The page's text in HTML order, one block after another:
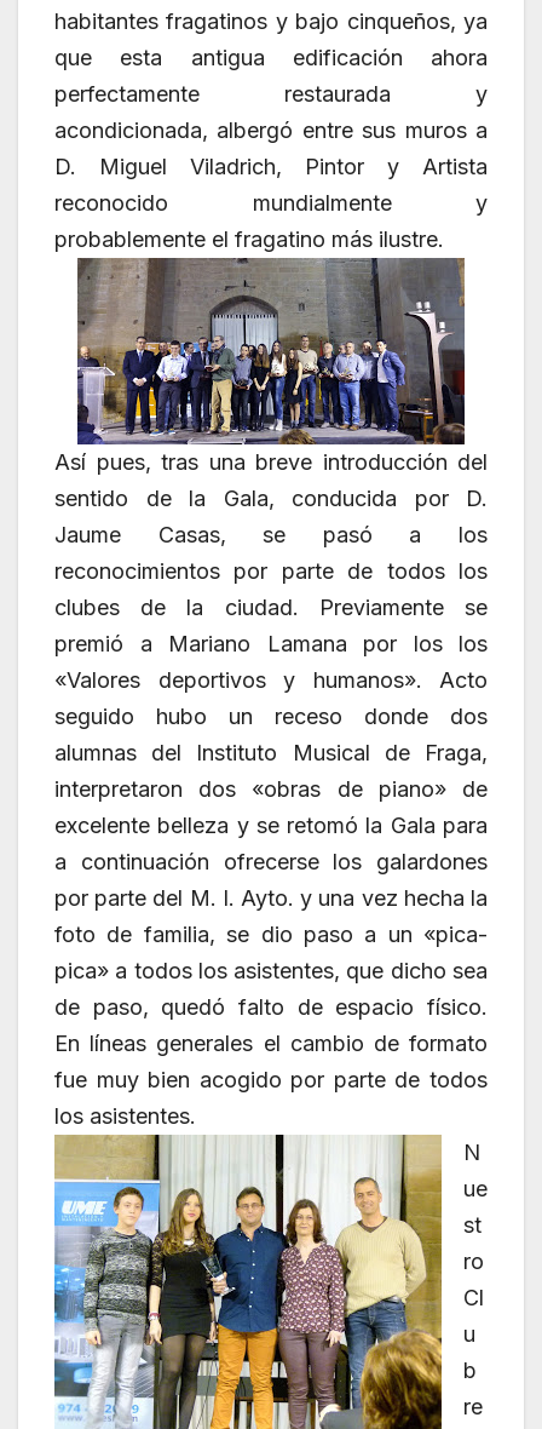
habitantes fragatinos y bajo cinqueños, ya
que esta antigua edificación ahora
perfectamente restaurada y
acondicionada, albergó entre sus muros a
D. Miguel Viladrich, Pintor y Artista
reconocido mundialmente y
probablemente el fragatino más ilustre.
Así pues, tras una breve introducción del
sentido de la Gala, conducida por D.
Jaume Casas, se pasó a los
reconocimientos por parte de todos los
clubes de la ciudad. Previamente se
premió a Mariano Lamana por los los
«Valores deportivos y humanos». Acto
seguido hubo un receso donde dos
alumnas del Instituto Musical de Fraga,
interpretaron dos «obras de piano» de
excelente belleza y se retomó la Gala para
a continuación ofrecerse los galardones
por parte del M. I. Ayto. y una vez hecha la
foto de familia, se dio paso a un «pica-
pica» a todos los asistentes, que dicho sea
de paso, quedó falto de espacio físico.
En líneas generales el cambio de formato
fue muy bien acogido por parte de todos
los asistentes.
N
ue
st
ro
Cl
u
b
re